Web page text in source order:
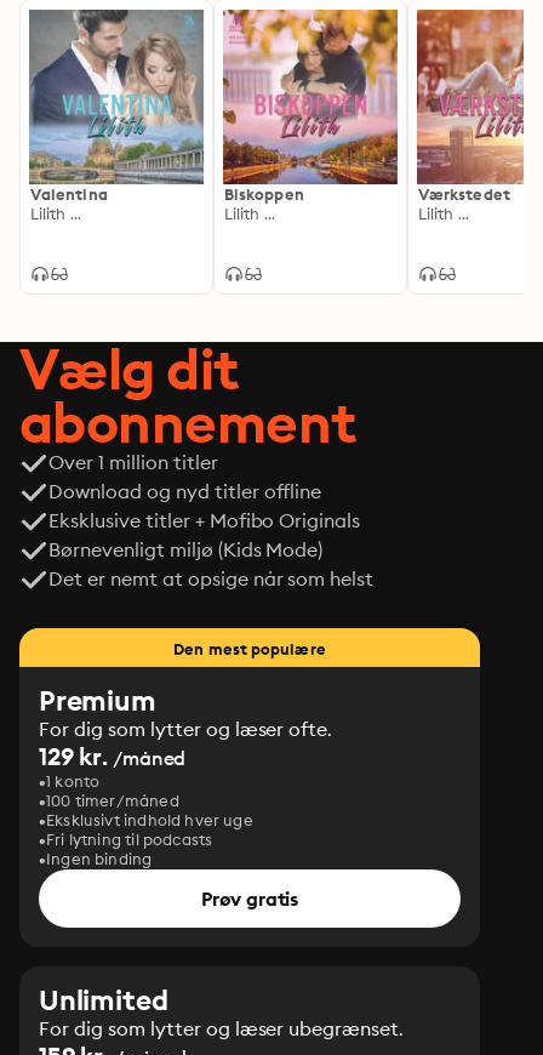
Valentina
Lilith ...
Biskoppen
Lilith ...
Værkstedet
Lilith ...
Vælg dit
abonnement
Over 1 million titler
Download og nyd titler offline
Eksklusive titler + Mofibo Originals
Børnevenligt miljø (Kids Mode)
Det er nemt at opsige når som helst
Den mest populære
Premium
For dig som lytter og læser ofte.
129 kr. /måned
1 konto
100 timer/måned
Eksklusivt indhold hver uge
Fri lytning til podcasts
Ingen binding
Prøv gratis
Unlimited
For dig som lytter og læser ubegrænset.